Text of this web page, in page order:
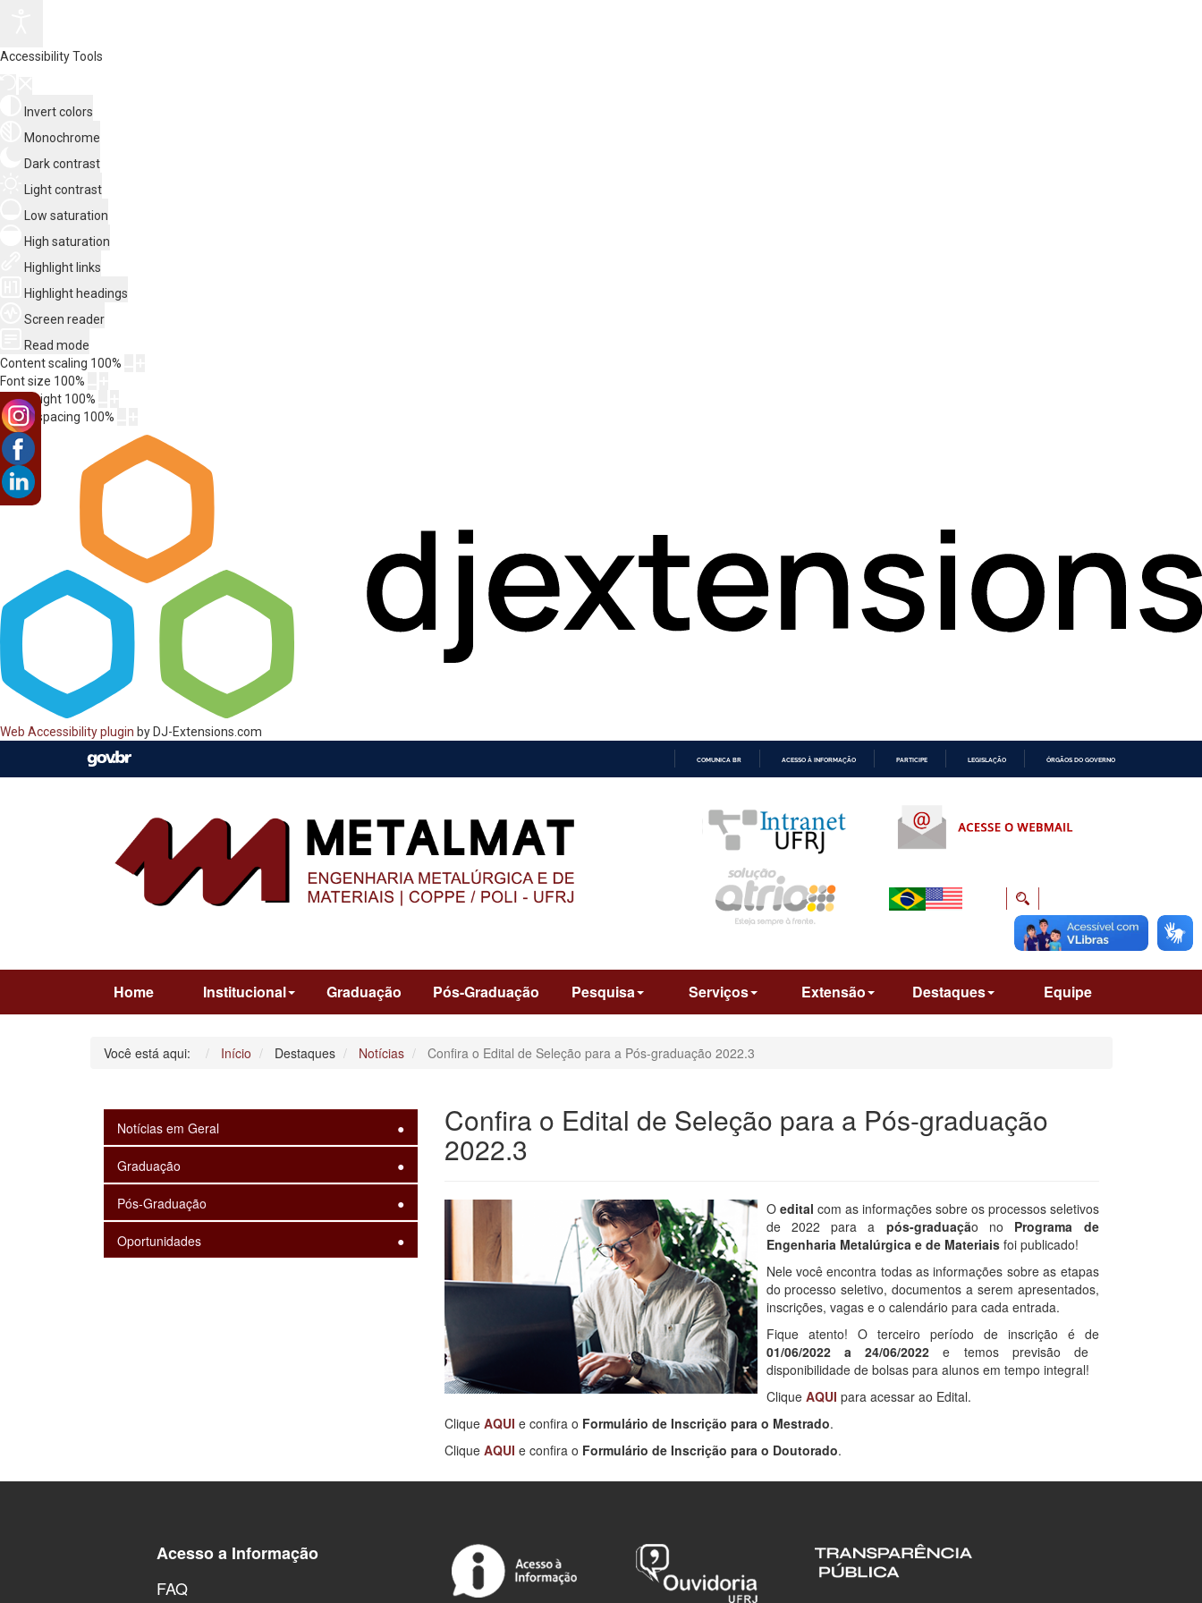
Accessibility Tools
Invert colors
Monochrome
Dark contrast
Light contrast
Low saturation
High saturation
Highlight links
Highlight headings
Screen reader
Read mode
Content scaling 100%
Font size 100%
Line height 100%
Letter spacing 100%
Web Accessibility plugin by DJ-Extensions.com
COMUNICA BR ACESSO À INFORMAÇÃO PARTICIPE LEGISLAÇÃO ÓRGÃOS DO GOVERNO
Home Institucional Graduação Pós-Graduação Pesquisa Serviços Extensão Destaques Equipe
Você está aqui: Início Destaques Notícias Confira o Edital de Seleção para a Pós-graduação 2022.3
Notícias em Geral
Graduação
Pós-Graduação
Oportunidades
Confira o Edital de Seleção para a Pós-graduação
2022.3
O edital com as informações sobre os processos seletivos
de 2022 para a pós-graduação no Programa de
Engenharia Metalúrgica e de Materiaisfoi publicado!
Nele você encontra todas as informações sobre as etapas
do processo seletivo, documentos a serem apresentados,
inscrições, vagas e o calendário para cada entrada.
Fique atento! O terceiro período de inscrição é de
01/06/2022 a 24/06/2022 e temos previsão de
disponibilidade de bolsas para alunos em tempo integral!
Clique AQUI para acessar ao Edital.
Clique AQUI e confira o Formulário de Inscrição para o Mestrado.
Clique AQUI e confira o Formulário de Inscrição para o Doutorado.
Acesso a Informação
FAQ